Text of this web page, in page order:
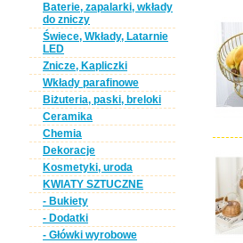
Baterie, zapalarki, wkłady
do zniczy
Świece, Wkłady, Latarnie
LED
Znicze, Kapliczki
Wkłady parafinowe
Biżuteria, paski, breloki
Ceramika
Chemia
Dekoracje
Kosmetyki, uroda
KWIATY SZTUCZNE
- Bukiety
- Dodatki
- Główki wyrobowe